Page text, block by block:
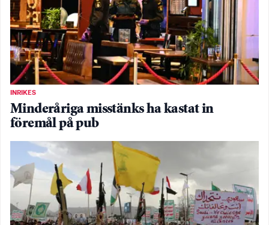
INRIKES
Minderåriga misstänks ha kastat in
föremål på pub